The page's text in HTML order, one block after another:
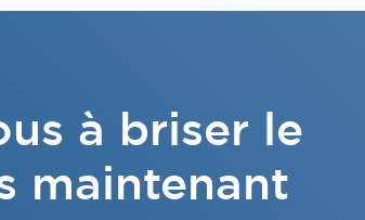
à briser le
maintenant